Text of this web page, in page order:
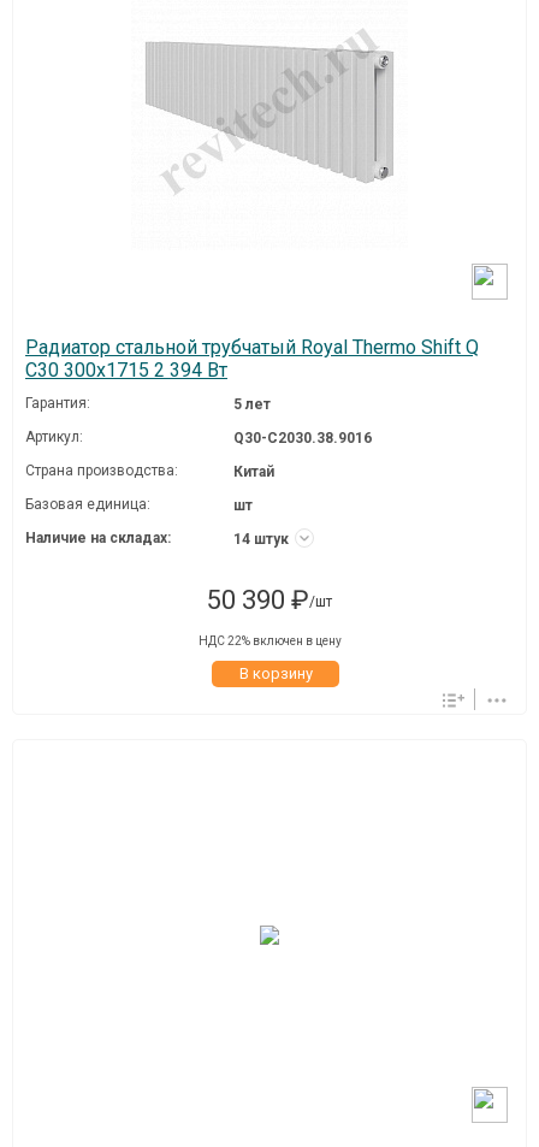
Радиатор стальной трубчатый Royal Thermo Shift Q
C30 300x1715 2 394 Вт
Гарантия:
5 лет
Артикул:
Q30-C2030.38.9016
Страна производства:
Китай
Базовая единица:
шт
Наличие на складах:
14 штук
50 390 ₽/шт
НДС 22% включен в цену
В корзину